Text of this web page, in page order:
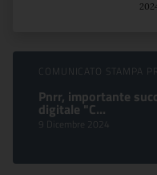
Sfoglia
COMUNICATO STAMPA
Pnrr, importante
digitale "C...
9 Dicembre 2024